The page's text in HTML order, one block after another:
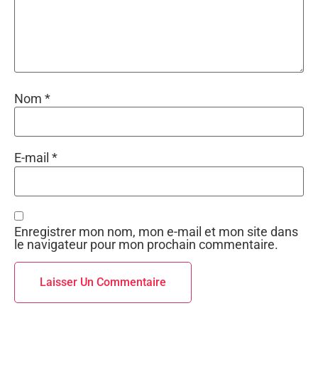
Nom *
E-mail *
Enregistrer mon nom, mon e-mail et mon site dans
le navigateur pour mon prochain commentaire.